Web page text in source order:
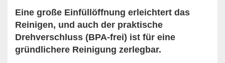
Eine große Einfüllöffnung erleichtert das
Reinigen, und auch der praktische
Drehverschluss (BPA-frei) ist für eine
gründlichere Reinigung zerlegbar.